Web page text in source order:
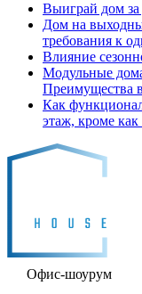
Выиграй дом за
Дом на
требования к
Влияние
Модульные
Преимущества
Как
этаж, кроме
Офис-шоурум